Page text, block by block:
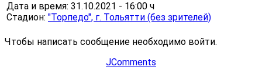
Дата и время: 31.10.2021 - 16:00 ч
Стадион: "Торпедо", г. Тольятти (без зрителей)
Чтобы написать сообщение необходимо войти.
JComments